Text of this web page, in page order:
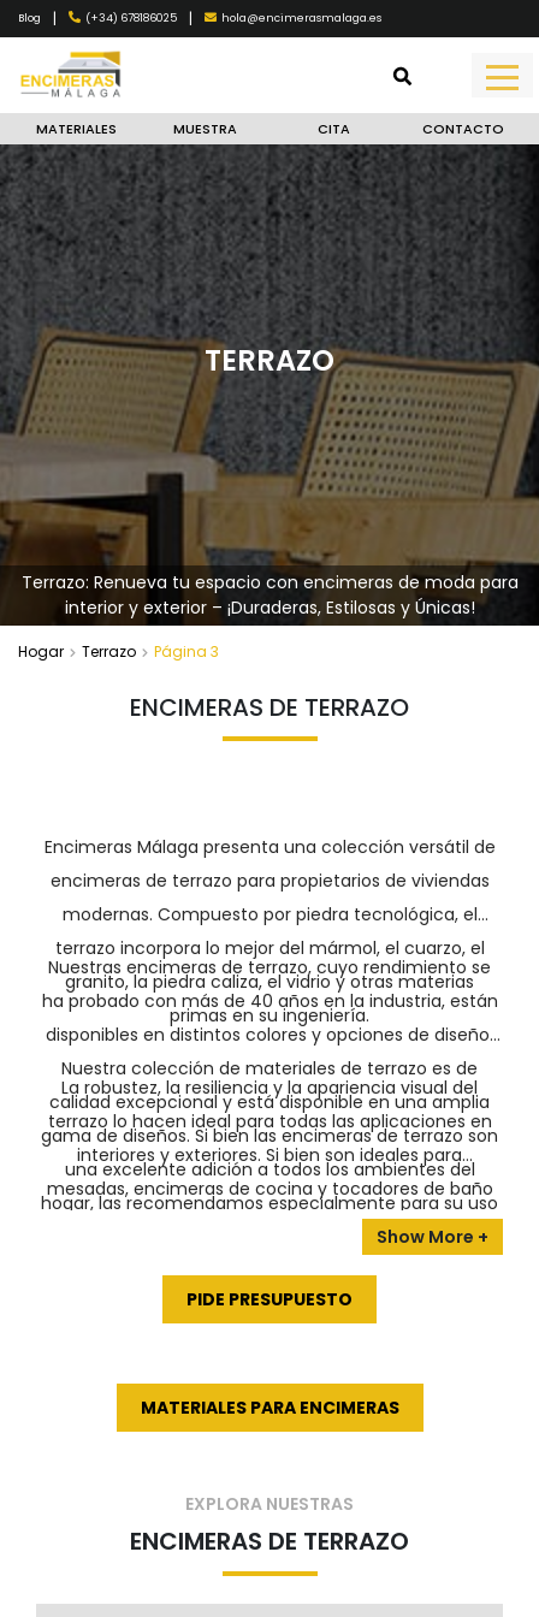
Blog | (+34) 678186025 | hola@encimerasmalaga.es
MATERIALES MUESTRA CITA CONTACTO
TERRAZO
Terrazo: Renueva tu espacio con encimeras de moda para
interior y exterior – ¡Duraderas, Estilosas y Únicas!
Hogar Terrazo Página 3
ENCIMERAS DE TERRAZO
Encimeras Málaga presenta una colección versátil de
encimeras de terrazo para propietarios de viviendas
modernas. Compuesto por piedra tecnológica, el
terrazo incorpora lo mejor del mármol, el cuarzo, el
granito, la piedra caliza, el vidrio y otras materias
primas en su ingeniería.
Nuestras encimeras de terrazo, cuyo rendimiento se
ha probado con más de 40 años en la industria, están
disponibles en distintos colores y opciones de diseño.
Nuestra colección de materiales de terrazo es de
calidad excepcional y está disponible en una amplia
gama de diseños. Si bien las encimeras de terrazo son
una excelente adición a todos los ambientes del
hogar, las recomendamos especialmente para su uso
en cocinas, que donde más brillan.
La robustez, la resiliencia y la apariencia visual del
terrazo lo hacen ideal para todas las aplicaciones en
interiores y exteriores. Si bien son ideales para
mesadas, encimeras de cocina y tocadores de baño
primera calidad, funcionan igual de bien cuando lo
usas como baldosas. ¡Si te intriga, échale un vistazo
nuestra colección única de impresionantes encimeras
de terrazo ya mismo!
PIDE PRESUPUESTO
MATERIALES PARA ENCIMERAS
EXPLORA NUESTRAS
ENCIMERAS DE TERRAZO